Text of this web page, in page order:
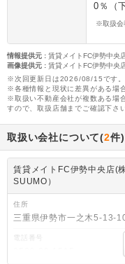
0％（
※取扱会
情報提供元 : 賃貸メイトFC伊勢中央
画像提供元 : 賃貸メイトFC伊勢中央
※次回更新日は2026/08/15です。
※各種情報と現状に差異がある場
※取扱い不動産会社が複数ある場
すので、取扱店舗までご確認下さ
取扱い会社について(2件)
賃貸メイトFC伊勢中央店(
SUUMO）
住所
三重県伊勢市一之木5-13-
電話番号